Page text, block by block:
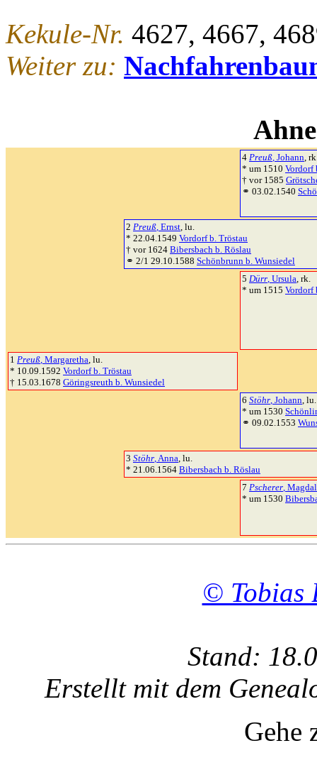
Kekule-Nr. 4627, 4667,
Weiter zu:
4 Preuß, Johann,
* um 1510 Vordorf
† vor 1585
⚭ 03.02.1540
2 Preuß, Ernst, lu.
* 22.04.1549 Vordorf b. Tröstau
† vor 1624 Bibersbach b. Röslau
⚭ 2/1 29.10.1588 Schönbrunn b. Wunsiedel
5 Dürr, Ursula, rk.
* um 1515 Vordorf
1 Preuß, Margaretha, lu.
* 10.09.1592 Vordorf b. Tröstau
† 15.03.1678 Göringsreuth b. Wunsiedel
6 Stöhr, Johann, lu.
* um 1530
⚭ 09.02.1553
3 Stöhr, Anna, lu.
* 21.06.1564 Bibersbach b. Röslau
7 Pscherer,
* um 1530
© Tobias
Stand:
Erstellt mit dem
Gehe